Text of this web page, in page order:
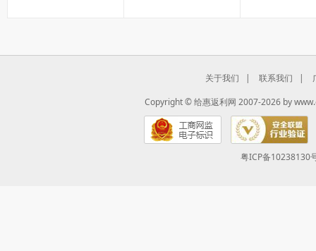
关于我们 | 联系我们 |
Copyright ©给惠返利网 2007-2026 by
粤ICP备10238130